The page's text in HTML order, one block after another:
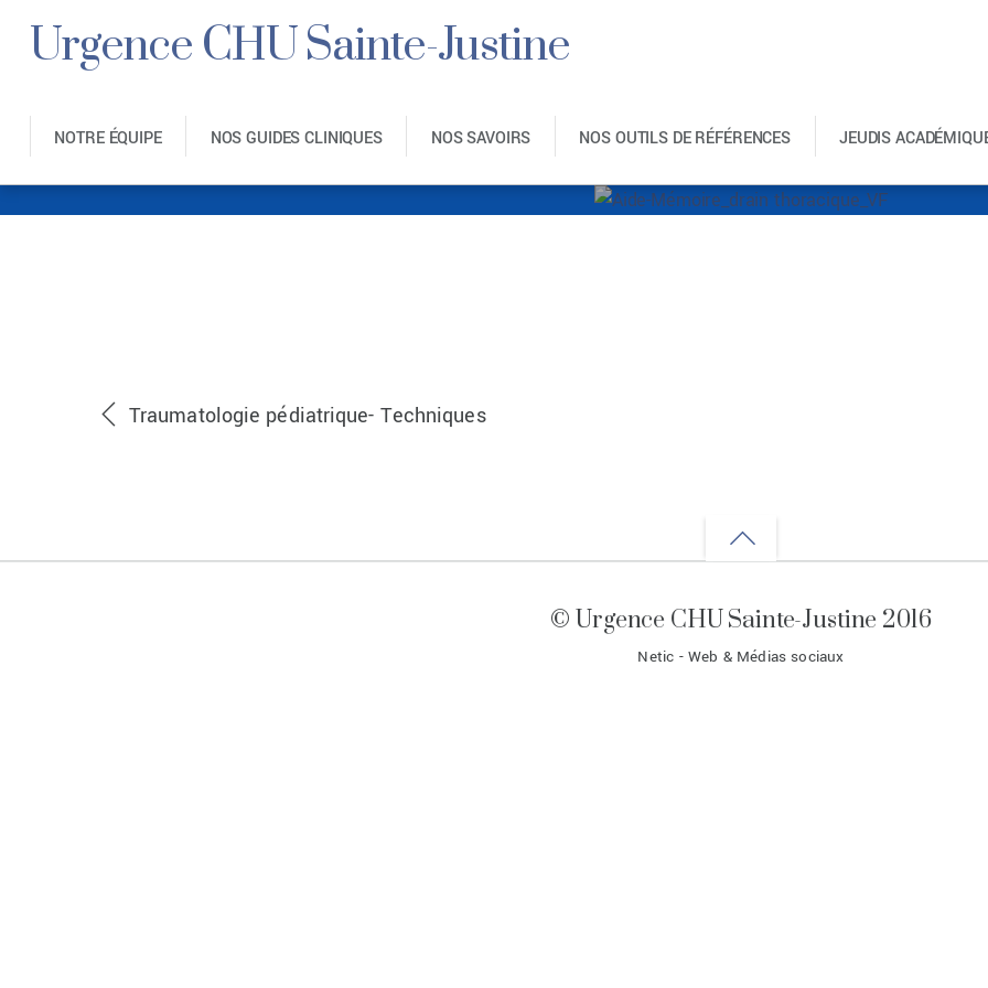
Urgence CHU Sainte-Justine
NOTRE ÉQUIPE NOS GUIDES CLINIQUES NOS SAVOIRS NOS OUTILS DE RÉFÉRENCES JEUDIS
Traumatologie pédiatrique- Techniques
Back
top
© Urgence CHU Sainte-Justine 2016
Netic - Web & Médias sociaux